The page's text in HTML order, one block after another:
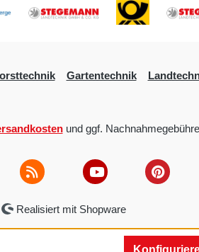
Gartentechnik
und ggf.
Realisiert mit Shopware